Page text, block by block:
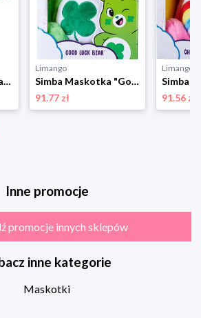
Simba Maskotka "Baby Boo" - 3+ rozmiar: onesize
Limango
Simba Maskotka "Good Luck Bear" - 0+ rozmiar: onesize
91.77 zł
Limango
91.56 zł
Inne promocje
promocje innych sklepów
inne kategorie
Maskotki